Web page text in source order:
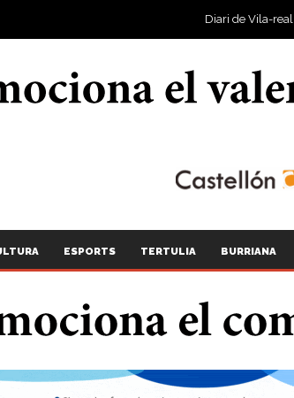
Diari de Vila-real |
ESPORTS TERTULIA BURRIANA